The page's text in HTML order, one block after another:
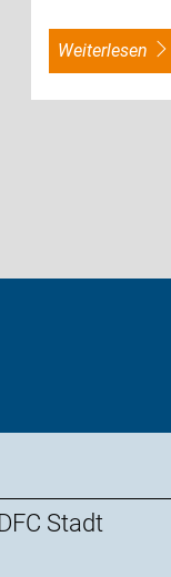
weiterlesen
Stadt